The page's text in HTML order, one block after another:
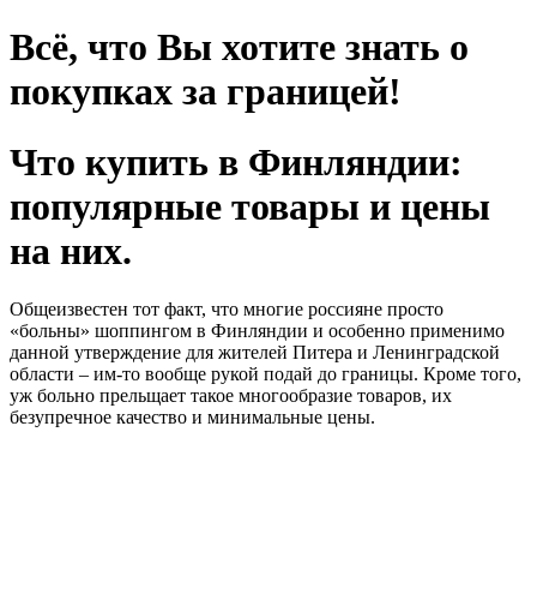
Всё, что Вы хотите знать о
покупках за границей!
Что купить в Финляндии:
популярные товары и цены
на них.
Общеизвестен тот факт, что многие россияне просто
«больны» шоппингом в Финляндии и особенно применимо
данной утверждение для жителей Питера и Ленинградской
области – им-то вообще рукой подай до границы. Кроме того,
уж больно прельщает такое многообразие товаров, их
безупречное качество и минимальные цены.